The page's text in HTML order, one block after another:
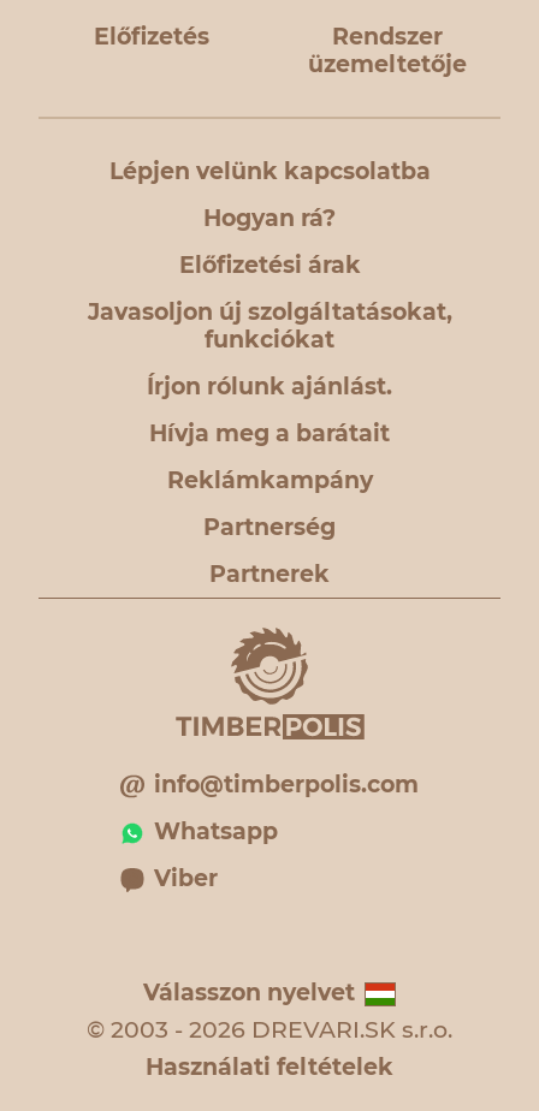
Előfizetés
Rendszer
üzemeltetője
Lépjen velünk kapcsolatba
Hogyan rá?
Előfizetési árak
Javasoljon új szolgáltatásokat,
funkciókat
Írjon rólunk ajánlást.
Hívja meg a barátait
Reklámkampány
Partnerség
Partnerek
info@timberpolis.com
Whatsapp
Viber
Válasszon nyelvet
© 2003 - 2026 DREVARI.SK s.r.o.
Használati feltételek